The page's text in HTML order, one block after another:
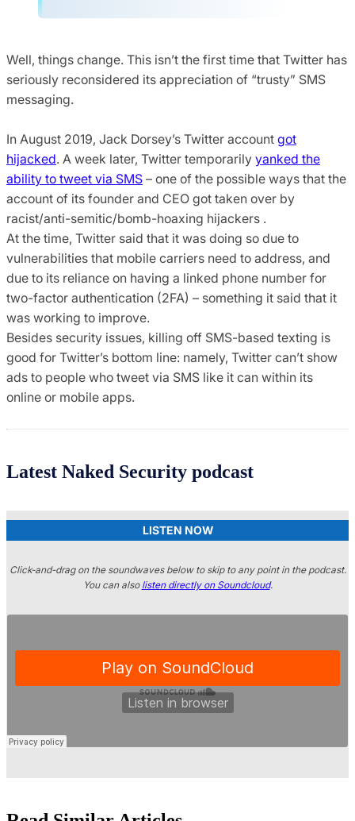
Well, things change. This isn’t the first time that Twitter has
seriously reconsidered its appreciation of “trusty” SMS
messaging.
In August 2019, Jack Dorsey’s Twitter account got
hijacked. A week later, Twitter temporarily yanked the
ability to tweet via SMS – one of the possible ways that the
account of its founder and CEO got taken over by
racist/anti-semitic/bomb-hoaxing hijackers .
At the time, Twitter said that it was doing so due to
vulnerabilities that mobile carriers need to address, and
due to its reliance on having a linked phone number for
two-factor authentication (2FA) – something it said that it
was working to improve.
Besides security issues, killing off SMS-based texting is
good for Twitter’s bottom line: namely, Twitter can’t show
ads to people who tweet via SMS like it can within its
online or mobile apps.
Latest Naked Security podcast
LISTEN NOW
Click-and-drag on the soundwaves below to skip to any point in the podcast.
You can also listen directly on Soundcloud.